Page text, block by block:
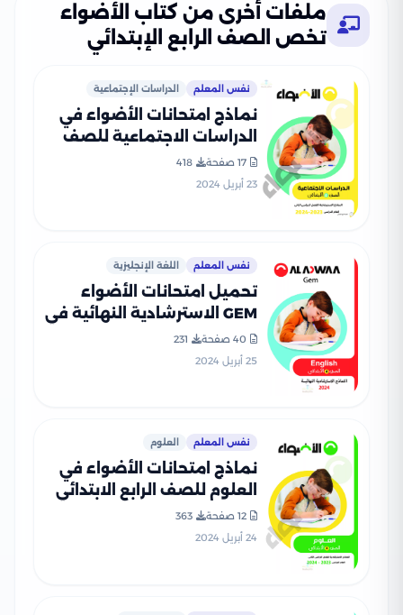
ملفات أخرى من كتاب الأضواء
تخص الصف الرابع الإبتدائي
نفس المعلم الدراسات الإجتماعية
نماذج امتحانات الأضواء في
الدراسات الاجتماعية للصف
الرابع الابتدائي الترم الثاني
2024 بصيغة PDF
17 صفحة
418
23 أبريل 2024
نفس المعلم اللغة الإنجليزية
تحميل امتحانات الأضواء
GEM الاسترشادية النهائية في
اللغة الإنجليزية للصف الرابع
الابتدائي مع اجاباتها
40 صفحة
231
25 أبريل 2024
نفس المعلم العلوم
نماذج امتحانات الأضواء في
العلوم للصف الرابع الابتدائي
الترم الثاني 2024 بصيغة PDF
12 صفحة
363
24 أبريل 2024